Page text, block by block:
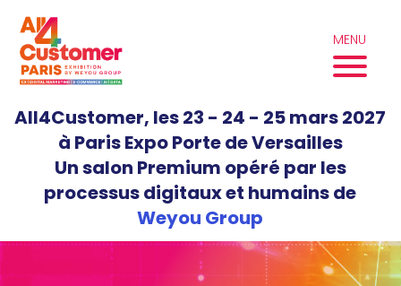
contenu
All4Customer, les 23 - 24 - 25 mars 2027
à Paris Expo Porte de Versailles
Un salon Premium opéré par les
processus digitaux et humains de
Weyou Group
MENU